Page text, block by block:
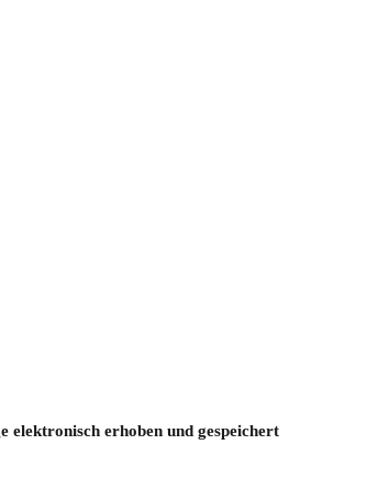
elektronisch erhoben und gespeichert